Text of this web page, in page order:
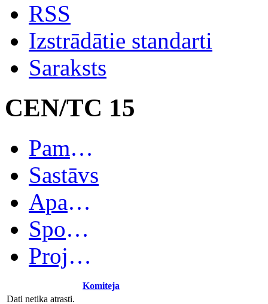
RSS
Izstrādātie standarti
Saraksts
CEN/TC 15
Pamatinformācija
Sastāvs
Apakškomitejas
Spoguļkomitejas
Projekti
Komiteja
Dati netika atrasti.